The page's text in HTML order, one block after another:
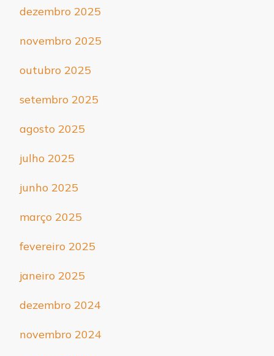
dezembro 2025
novembro 2025
outubro 2025
setembro 2025
agosto 2025
julho 2025
junho 2025
março 2025
fevereiro 2025
janeiro 2025
dezembro 2024
novembro 2024